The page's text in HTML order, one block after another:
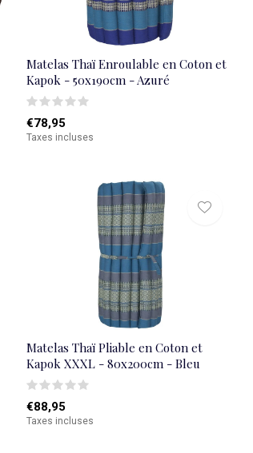
Matelas Thaï Enroulable en Coton et
Kapok - 50x190cm - Azuré
€78,95
Taxes incluses
Matelas Thaï Pliable en Coton et
Kapok XXXL - 80x200cm - Bleu
€88,95
Taxes incluses